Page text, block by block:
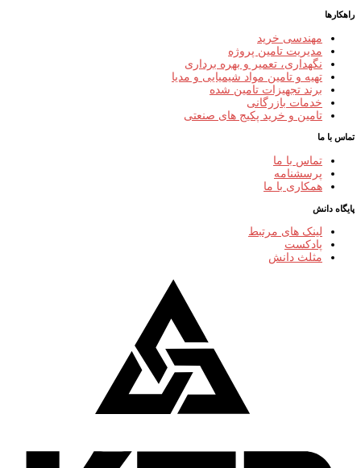
راهکارها
مهندسی خرید
مدیریت تامین پروژه
نگهداری، تعمیر و بهره برداری
تهیه و تامین مواد شیمیایی و مدیا
برند تجهیزات تامین شده
خدمات بازرگانی
تامین و خرید پکیج های صنعتی
تماس با ما
تماس با ما
پرسشنامه
همکاری با ما
پایگاه دانش
لینک های مرتبط
پادکست
مثلث دانش